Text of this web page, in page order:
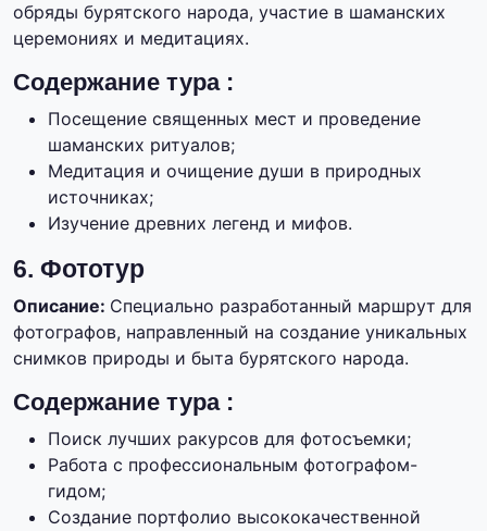
обряды бурятского народа, участие в шаманских
церемониях и медитациях.
Содержание тура :
Посещение священных мест и проведение
шаманских ритуалов;
Медитация и очищение души в природных
источниках;
Изучение древних легенд и мифов.
6. Фототур
Описание: Специально разработанный маршрут для
фотографов, направленный на создание уникальных
снимков природы и быта бурятского народа.
Содержание тура :
Поиск лучших ракурсов для фотосъемки;
Работа с профессиональным фотографом-
гидом;
Создание портфолио высококачественной